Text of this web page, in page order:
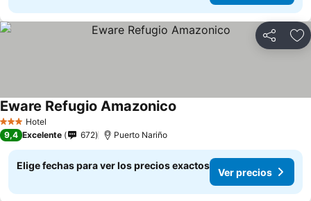
Compartir
3 Estrellas
Hotel
Eware Refugio Amazonico
9,4 Excelente 672 Puerto Nariño
Elige fechas para ver los precios exactos
Ver precios